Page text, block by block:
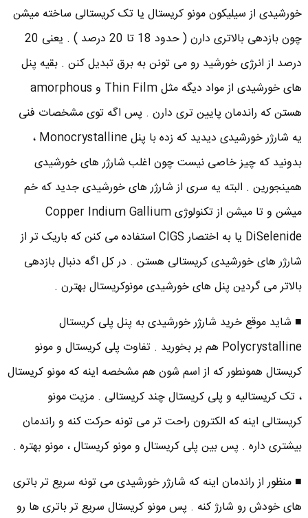
خورشیدی از سیلیکون مونو کریستال یا تک کریستالی ساخته میشن
چون بازدهی بالاتری دارن ( حدود 18 تا 20 درصد ) . یعنی 20
درصد از انرژی خورشید رو می تونن به برق تبدیل کنن . بقیه پنل
های خورشیدی از مواد دیگه مثل Thin Film و amorphous
هستن که راندمان پایین تری دارن . پس اگه توی مشخصات فنی
یه شارژر خورشیدی دیدید که زده با پنل Monocrystalline ،
بدونید که چیز خاصی نیست چون اغلب شارژر های خورشیدی
همینجورین . البته یه سری از شارژر های خورشیدی جدید که خم
میشن و تا میشن از تکنولوژی Copper Indium Gallium
DiSelenide یا به اختصار CIGS استفاده می کنن که باریک تر از
شارژر های خورشیدی کریستالی هستن . در کل اگه دنبال بازدهی
بالاتر می گردین پنل های خورشیدی مونوکریستال بهترن .
■ شاید موقع خرید شارژر خورشیدی به پنل پلی کریستال
Polycrystalline هم بر بخورید . تفاوت پلی کریستال و مونو
کریستال همونطور که از اسم شون هم مشخصه اینه که مونو کریستال
، تک کریستالیه و پلی کریستال چند کریستالی . مزیت مونو
کریستالی اینه که الکترون راحت تر می تونه حرکت کنه و راندمان
بیشتری داره . پس بین پلی کریستال و مونو کریستال ، مونو بهتره .
■ منظور از راندمان اینه که شارژر خورشیدی می تونه سریع تر باتری
های خودش رو شارژ کنه . پس مونو کریستال سریع تر باتری ها رو